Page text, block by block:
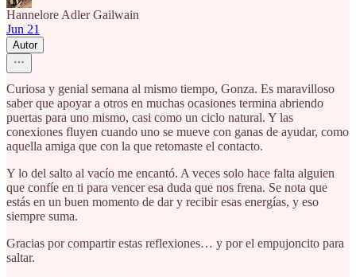
Hannelore Adler Gailwain
Jun 21
Autor
Curiosa y genial semana al mismo tiempo, Gonza. Es maravilloso
saber que apoyar a otros en muchas ocasiones termina abriendo
puertas para uno mismo, casi como un ciclo natural. Y las
conexiones fluyen cuando uno se mueve con ganas de ayudar, como
aquella amiga que con la que retomaste el contacto.
Y lo del salto al vacío me encantó. A veces solo hace falta alguien
que confíe en ti para vencer esa duda que nos frena. Se nota que
estás en un buen momento de dar y recibir esas energías, y eso
siempre suma.
Gracias por compartir estas reflexiones… y por el empujoncito para
saltar.